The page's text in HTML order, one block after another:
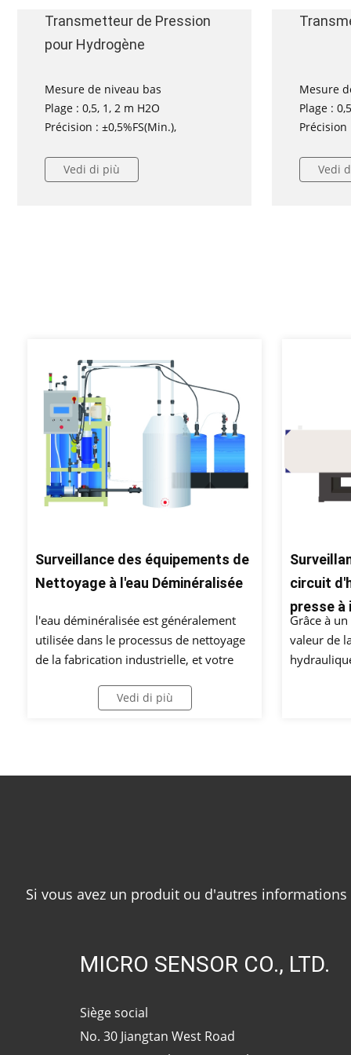
Transmetteur de Pression
pour Hydrogène
Mesure de niveau bas
Plage : 0,5, 1, 2 m H2O
Précision : ±0,5%FS(Min.),
Vedi di più
Mesure
Plage :
Précision
Vedi
Surveillance des équipements de
Nettoyage à l'eau Déminéralisée
l'eau déminéralisée est généralement
utilisée dans le processus de nettoyage
de la fabrication industrielle, et votre
si elle atteint la valeur de pression
de garantir le fonctionnement normal
Vedi di più
circuit
presse à
Grâce à
valeur de
Si vous avez un produit ou d'autres
MICRO SENSOR CO., LTD.
Siège social
No. 30 Jiangtan West Road